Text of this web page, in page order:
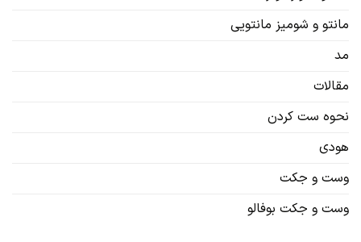
مانتو و شومیز مانتویی
مد
مقالات
نحوه ست کردن
هودی
وست و جکت
وست و جکت بوفالو